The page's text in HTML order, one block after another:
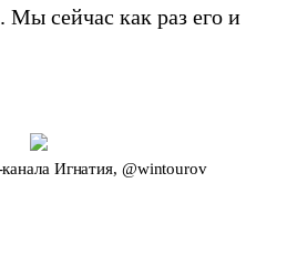
Мы сейчас как раз его и
Игнатия, @wintourov